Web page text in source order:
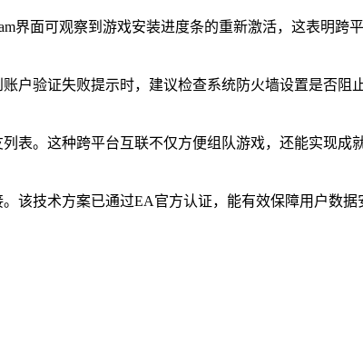
界面可观察到游戏安装进度条的重新激活，这表明跨
户验证失败提示时，建议检查系统防火墙设置是否阻
表。这种跨平台互联不仅方便组队游戏，还能实现
该技术方案已通过EA官方认证，能有效保障用户数